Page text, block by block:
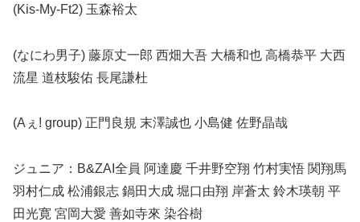
(Kis-My-Ft2) 玉森裕太
(なにわ男子) 藤原丈一郎 西畑大吾 大橋和也 高橋恭平 大西
流星 道枝駿佑 長尾謙杜
(Aぇ! group) 正門良規 末澤誠也 小島健 佐野晶哉
ジュニア：B&ZAI全員 阿達慶 千井野空翔 竹村実悟 関翔馬
羽村仁成 松浦銀志 鍋田大成 堀口由翔 岸蒼太 鈴木瑛朝 平
田光寛 宮岡大愛 善如寺來 染谷樹